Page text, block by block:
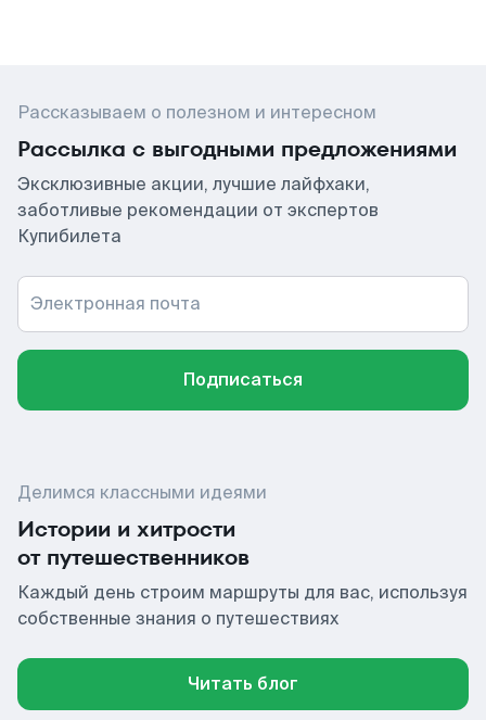
Рассказываем о полезном и интересном
Рассылка с выгодными предложениями
Эксклюзивные акции, лучшие лайфхаки,
заботливые рекомендации от экспертов
Купибилета
Электронная почта
Подписаться
Делимся классными идеями
Истории и хитрости
от путешественников
Каждый день строим маршруты для вас, используя
собственные знания о путешествиях
Читать блог